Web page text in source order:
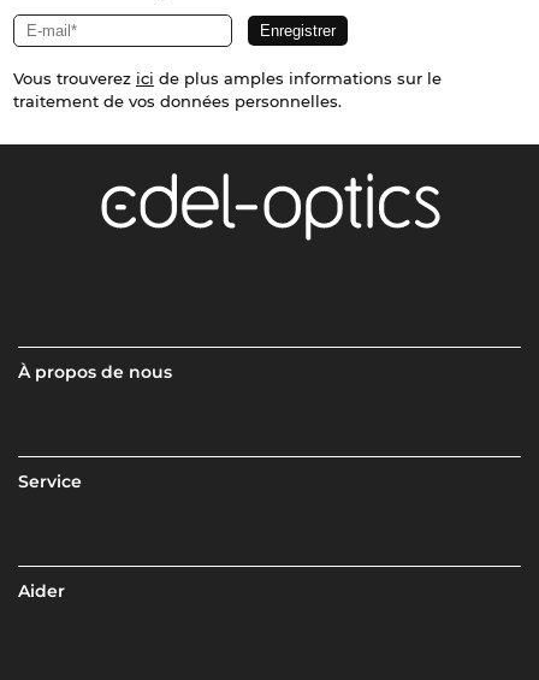
Vous trouverez ici de plus amples informations sur le
traitement de vos données personnelles.
À propos de nous
Service
Aider